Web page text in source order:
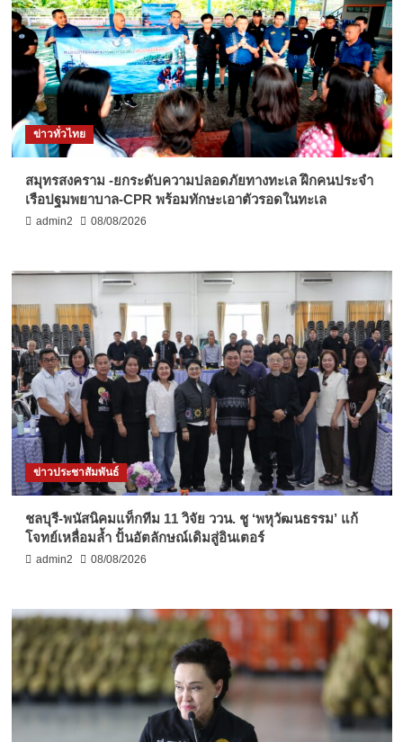
ข่าวทั่วไทย
สมุทรสงคราม -ยกระดับความปลอดภัยทางทะเล ฝึกคนประจำ
เรือปฐมพยาบาล-CPR พร้อมทักษะเอาตัวรอดในทะเล
admin2 08/08/2026
ข่าวประชาสัมพันธ์
ชลบุรี-พนัสนิคมแท็กทีม 11 วิจัย ววน. ชู ‘พหุวัฒนธรรม’ แก้
โจทย์เหลื่อมล้ำ ปั้นอัตลักษณ์เดิมสู่อินเตอร์
admin2 08/08/2026